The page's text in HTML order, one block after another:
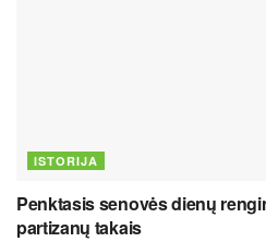
ISTORIJA
Penktasis senovės dienų
partizanų takais